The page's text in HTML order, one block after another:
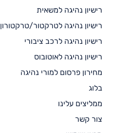
רישיון נהיגה למשאית
רישיון נהיגה לטרקטור/טרקטורון
רישיון נהיגה לרכב ציבורי
רישיון נהיגה לאוטובוס
מחירון פרסום למורי נהיגה
בלוג
ממליצים עלינו
צור קשר